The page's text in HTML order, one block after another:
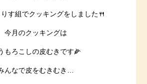
す組でクッキングをしました🍴
今月のクッキングは
もろこしの皮むきです🌽
んなで皮をむきむき…